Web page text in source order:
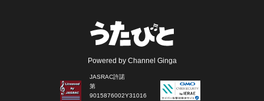
Powered by Channel Ginga
JASRAC許諾
第
9015876002Y31016